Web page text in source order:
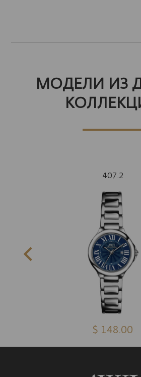
МОДЕЛИ ИЗ
407.2
$ 148.00